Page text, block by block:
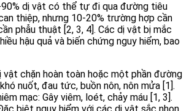
dị vật có thể tự đi qua đường tiêu
thiệp, nhưng 10-20% trường hợp cần
phẫu thuật [2, 3, 4]. Các dị vật bị mắc
hậu quả và biến chứng nguy hiểm, bao
vật chặn hoàn toàn hoặc một phần đường
nuốt, đau tức, buồn nôn, nôn mửa [1].
mạc: Gây viêm, loét, chảy máu [1, 3].